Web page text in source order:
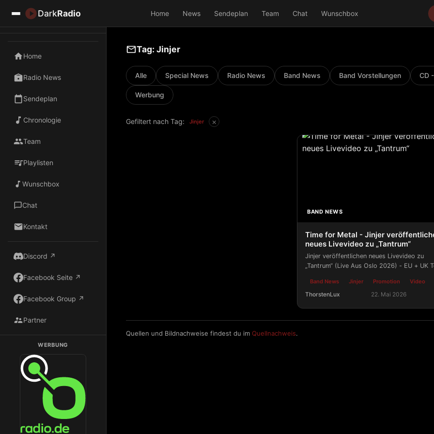
DarkRadio Home News Sendeplan Team Chat Wunschbox
Home
Radio News
Sendeplan
Chronologie
Team
Playlisten
Wunschbox
Chat
Kontakt
Discord ↗
Facebook Seite ↗
Facebook Group ↗
Partner
WERBUNG
Dark Radio auf Radio.de hören
Tag: Jinjer
Alle Special News Radio News Band News Band Vorstellungen CD
Werbung
Gefiltert nach Tag: Jinjer ×
BAND NEWS
Time for Metal - Jinjer
neues Livevideo zu „Tantrum“
Jinjer veröffentlichen neues Livevideo zu
„Tantrum“ (Live Aus Oslo 2026) - EU + UK
September.
Band News Jinjer Promotion Video
ThorstenLux 22. Mai 2026
Quellen und Bildnachweise findest du im Quellnachweis.